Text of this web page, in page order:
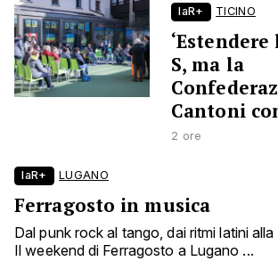
laR+ TICINO
S, ma la
Cantoni
2 ore
laR+ LUGANO
Ferragosto in musica
Dal punk rock al tango, dai ritmi latini
Il weekend di Ferragosto a Lugano ...